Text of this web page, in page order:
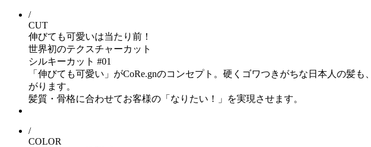
/
CUT
伸びても可愛いは当たり前！
世界初のテクスチャーカット
シルキーカット #01
「伸びても可愛い」がCoRe.gnのコンセプト。硬くゴワつきがちな日本人の髪
がります。
髪質・骨格に合わせてお客様の「なりたい！」を実現させます。
/
COLOR